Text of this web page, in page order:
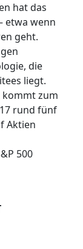
hat das
etwa wenn
geht.
die
liegt.
kommt zum
rund fünf
Aktien
500